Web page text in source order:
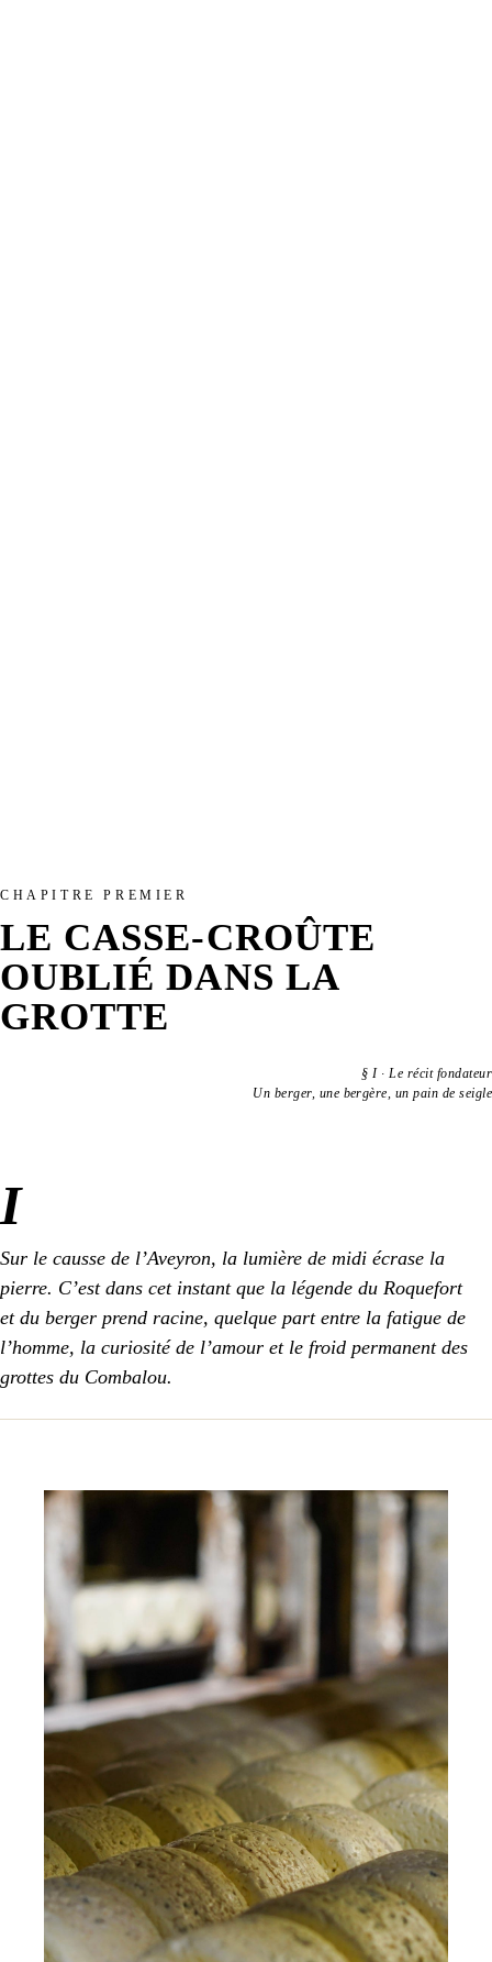
CHAPITRE PREMIER
LE CASSE-CROÛTE
OUBLIÉ DANS LA
GROTTE
§ I· Le récit fondateur
Un berger, une bergère, un pain de seigle
I
Sur le causse de l’Aveyron, la lumière de midi écrase la
pierre. C’est dans cet instant que la légende du Roquefort
et du berger prend racine, quelque part entre la fatigue de
l’homme, la curiosité de l’amour et le froid permanent des
grottes du Combalou.